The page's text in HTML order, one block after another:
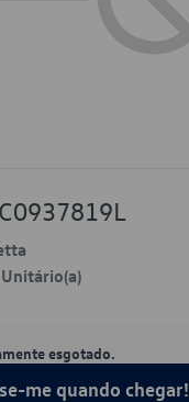
Unitário(a)
esgotado.
me quando chegar!